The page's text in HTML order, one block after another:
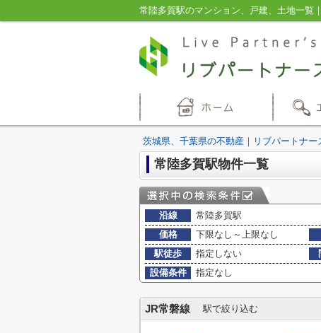
常陸多賀駅のマンション、戸建、土地一覧
茨城県、千葉県の不動産｜リブパートナー
常陸多賀駅物件一覧
沿線
常陸多賀駅
価格
下限なし～上限なし
駅徒歩
指定しない
設備条件
指定なし
JR常磐線 駅で絞り込む